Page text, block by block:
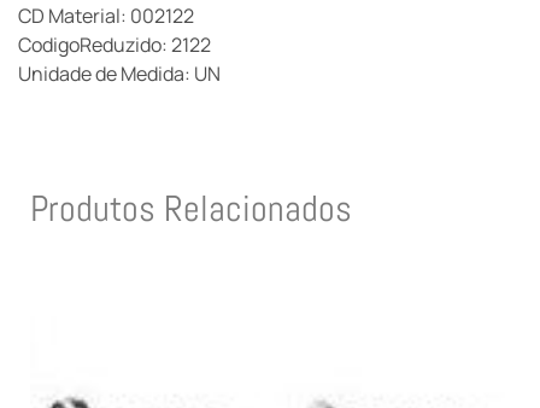
CD Material: 002122
CodigoReduzido: 2122
Unidade de Medida: UN
Produtos Relacionados